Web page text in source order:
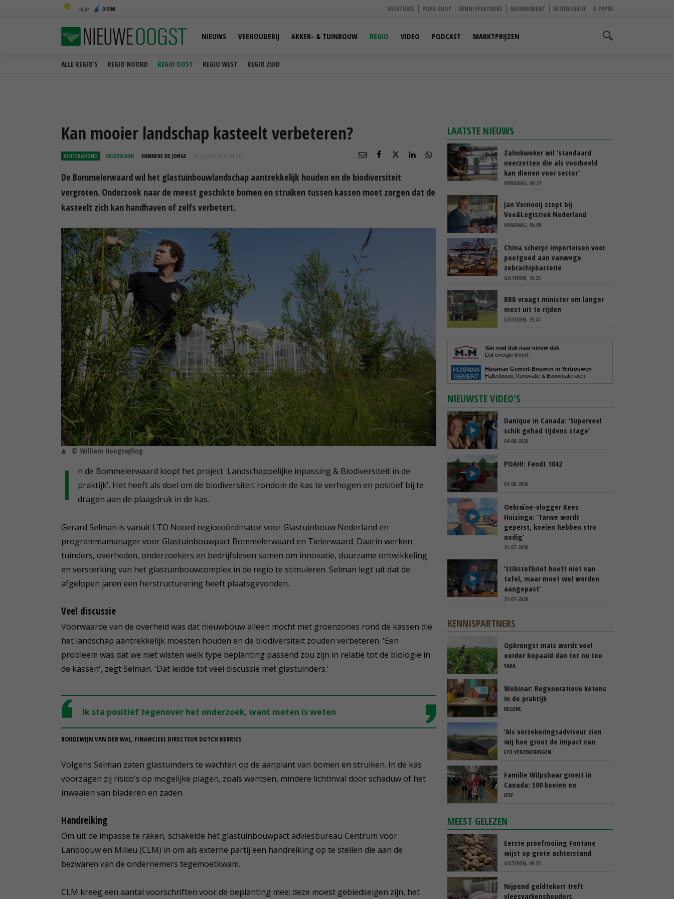
16,8 0 MM VACATURES POAH-SHOP KENNISPARTNERS ABONNEMENT NIEUWSBRIEF E-PAPER
ALLE REGIO'S REGIO NOORD REGIO OOST REGIO WEST REGIO ZUID
NIEUWS VEEHOUDERIJ AKKER- & TUINBOUW REGIO VIDEO PODCAST MARKTPRIJZEN
Kan mooier landschap kasteelt verbeteren?
ACHTERGROND GELDERLAND HANNEKE DE JONGE 06 JUL 2023 OM 15:30
De Bommelerwaard wil het glastuinbouwlandschap aantrekkelijk houden en de biodiversiteit
vergroten. Onderzoek naar de meest geschikte bomen en struiken tussen kassen moet zorgen dat de
kasteelt zich kan handhaven of zelfs verbetert.
© William Hoogteyling
I
n de Bommelerwaard loopt het project 'Landschappelijke inpassing & Biodiversiteit in de
praktijk'. Het heeft als doel om de biodiversiteit rondom de kas te verhogen en positief bij te
dragen aan de plaagdruk in de kas.
Gerard Selman is vanuit LTO Noord regiocoördinator voor Glastuinbouw Nederland en
programmamanager voor Glastuinbouwpact Bommelerwaard en Tielerwaard. Daarin werken
tuinders, overheden, onderzoekers en bedrijfsleven samen om innovatie, duurzame ontwikkeling
en versterking van het glastuinbouwcomplex in de regio te stimuleren. Selman legt uit dat de
afgelopen jaren een herstructurering heeft plaatsgevonden.
Veel discussie
Voorwaarde van de overheid was dat nieuwbouw alleen mocht met groenzones rond de kassen die
het landschap aantrekkelijk moesten houden en de biodiversiteit zouden verbeteren. 'Een
probleem was dat we niet wisten welk type beplanting passend zou zijn in relatie tot de biologie in
de kassen', zegt Selman. 'Dat leidde tot veel discussie met glastuinders.'
Ik sta positief tegenover het onderzoek, want meten is weten
BOUDEWIJN VAN DER WAL, FINANCIEEL DIRECTEUR DUTCH BERRIES
Volgens Selman zaten glastuinders te wachten op de aanplant van bomen en struiken. In de kas
voorzagen zij risico's op mogelijke plagen, zoals wantsen, mindere lichtinval door schaduw of het
inwaaien van bladeren en zaden.
Handreiking
Om uit de impasse te raken, schakelde het glastuinbouwpact adviesbureau Centrum voor
Landbouw en Milieu (CLM) in om als externe partij een handreiking op te stellen die aan de
bezwaren van de ondernemers tegemoetkwam.
CLM kreeg een aantal voorschriften voor de beplanting mee: deze moest gebiedseigen zijn, het
LAATSTE NIEUWS
Zalmkweker wil ‘standaard
neerzetten die als voorbeeld
kan dienen voor sector’
VANDAAG, 06:21
Jan Vernooij stopt bij
Vee&Logistiek Nederland
VANDAAG, 06:00
China scherpt importeisen voor
pootgoed aan vanwege
zebrachipbacterie
GISTEREN, 16:25
BBB vraagt minister om langer
mest uit te rijden
GISTEREN, 15:47
Van oud dak naar nieuw dak
Dat energie levert.
Huisman Gemert-Bouwen in Vertrouwen
Hallenbouw, Renovatie & Bouwmaterialen
NIEUWSTE VIDEO'S
Danique in Canada: ‘Superveel
schik gehad tijdens stage’
04-08-2026
POAH!: Fendt 1042
01-08-2026
Oekraïne-vlogger Kees
Huizinga: ‘Tarwe wordt
geperst, koeien hebben stro
nodig’
31-07-2026
‘Stikstofbrief hoeft niet van
tafel, maar moet wel worden
aangepast’
31-07-2026
KENNISPARTNERS
Opbrengst mais wordt veel
eerder bepaald dan tot nu toe
gedacht
YARA
Webinar: Regeneratieve ketens
in de praktijk
REGENL
‘Als verzekeringsadviseur zien
wij hoe groot de impact van
een stalbrand kan zijn’
LTO VERZEKERINGEN
Familie Wilpshaar groeit in
Canada: 500 koeien en
robotmelken
LELY
MEEST GELEZEN
Eerste proefrooiing Fontane
wijst op grote achterstand
GISTEREN, 09:35
Nijpend geldtekort treft
vleesvarkenshouders